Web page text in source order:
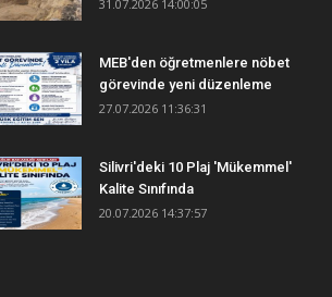
31.07.2026 14:00:05
MEB'den öğretmenlere nöbet
görevinde yeni düzenleme
27.07.2026 11:36:31
Silivri'deki 10 Plaj 'Mükemmel'
Kalite Sınıfında
20.07.2026 14:37:57